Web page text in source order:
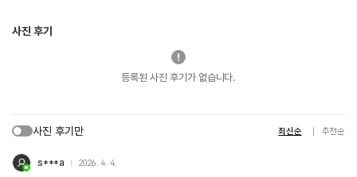
사진 후기
등록된 사진 후기가 없습니다.
사진 후기만 최신순 추천순
s***a 2026. 4. 4.